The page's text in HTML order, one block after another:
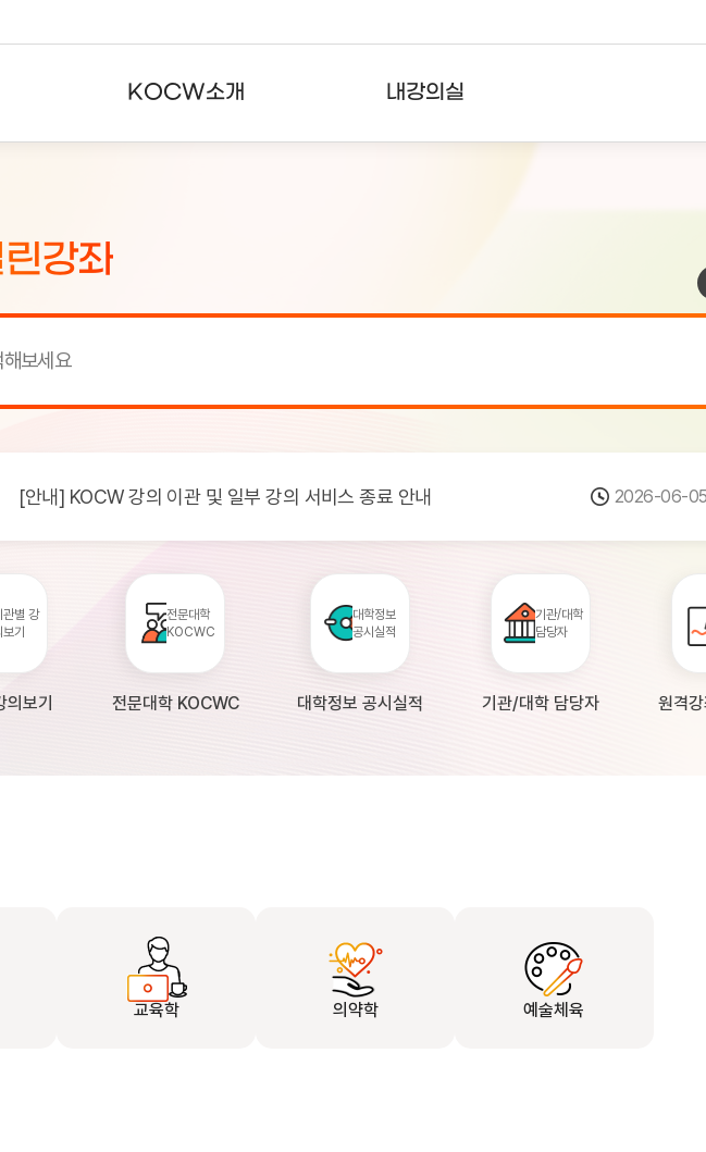
KOCW소개 내강의실
강좌
[서비스점검] KOCW 서비스 점검 안내(7월 24일 19:00 ~ 7월... 2026-07-
[안내] KOCW 강의 이관 및 일부 강의 서비스 종료 안내 2026-06-
[안내] 2026년 대학정보공시 대학의 원격강좌 현황 조사 안내(자주묻... 2026-04-
관별 강
보기
보기
전문대학
KOCWC
전문대학 KOCWC
대학정보
공시실적
대학정보 공시실적
기관/대학
담당자
기관/대학 담당자 원격
교육학 의약학 예술체육